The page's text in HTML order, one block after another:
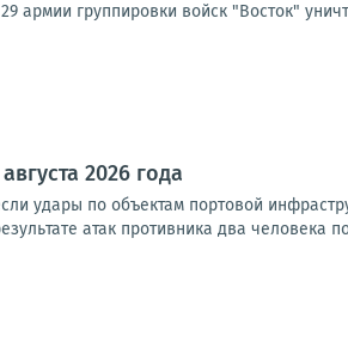
армии группировки войск "Восток"
2026 года
удары по объектам портовой
атак противника два человека